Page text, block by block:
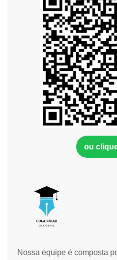
Nossa equipe é composta
ou